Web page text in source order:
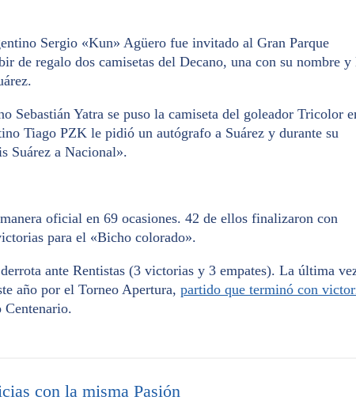
Sergio «Kun» Agüero fue invitado al Gran Parque
de regalo dos camisetas del Decano, una con su nombre y
Sebastián Yatra se puso la camiseta del goleador Tricolor
Tiago PZK le pidió un autógrafo a Suárez y durante su
Suárez a Nacional».
oficial en 69 ocasiones. 42 de ellos finalizaron con
para el «Bicho colorado».
ante Rentistas (3 victorias y 3 empates). La última
año por el Torneo Apertura, partido que terminó con
con la misma Pasión